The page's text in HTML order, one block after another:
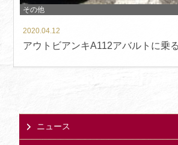
その他
2020.04.12
アウトビアンキA112アバルトに乗
ニュース